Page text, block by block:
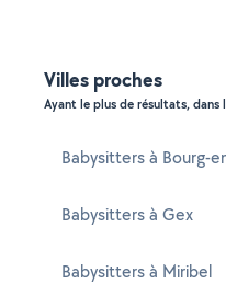
Villes proches
Ayant le plus de résultats,
Babysitters à Bourg-
Babysitters à Gex
Babysitters à Miribel